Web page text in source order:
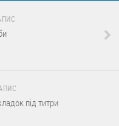
під титри